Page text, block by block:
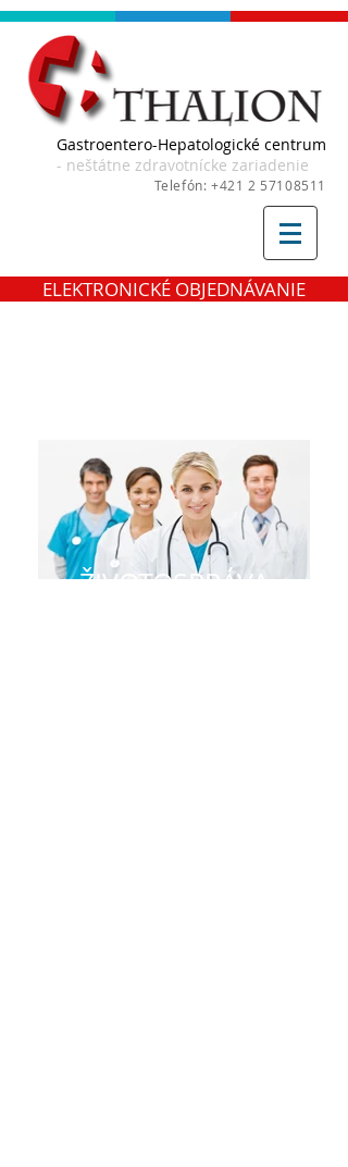
Gastroentero-Hepatologické centrum
- neštátne zdravotnícke zariadenie
Telefón: +421 2 57108511
ELEKTRONICKÉ OBJEDNÁVANIE
ŽIVOTOSPRÁVA